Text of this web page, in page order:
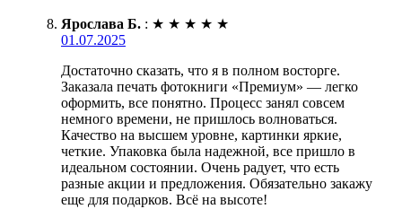
Ярослава Б. : ★ ★ ★ ★ ★
01.07.2025
Достаточно сказать, что я в полном восторге.
Заказала печать фотокниги «Премиум» — легко
оформить, все понятно. Процесс занял совсем
немного времени, не пришлось волноваться.
Качество на высшем уровне, картинки яркие,
четкие. Упаковка была надежной, все пришло в
идеальном состоянии. Очень радует, что есть
разные акции и предложения. Обязательно закажу
еще для подарков. Всё на высоте!